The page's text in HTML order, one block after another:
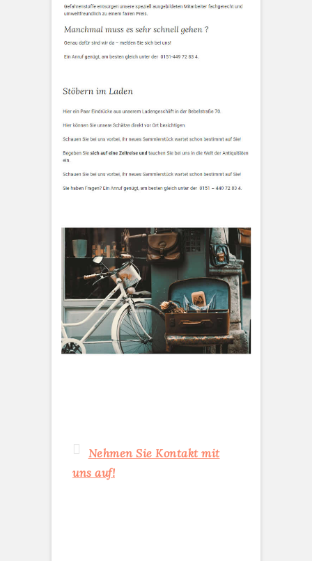
Nehmen Sie Kontakt mit
uns auf!